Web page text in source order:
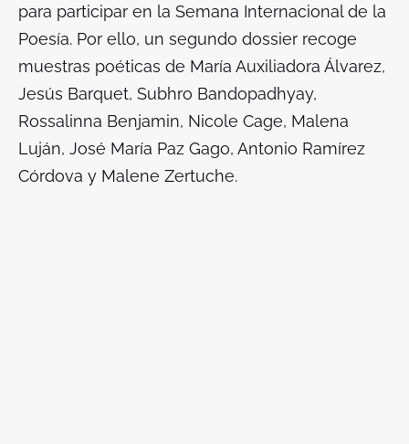
para participar en la Semana Internacional de la
Poesía. Por ello, un segundo dossier recoge
muestras poéticas de María Auxiliadora Álvarez,
Jesús Barquet, Subhro Bandopadhyay,
Rossalinna Benjamin, Nicole Cage, Malena
Luján, José María Paz Gago, Antonio Ramírez
Córdova y Malene Zertuche.